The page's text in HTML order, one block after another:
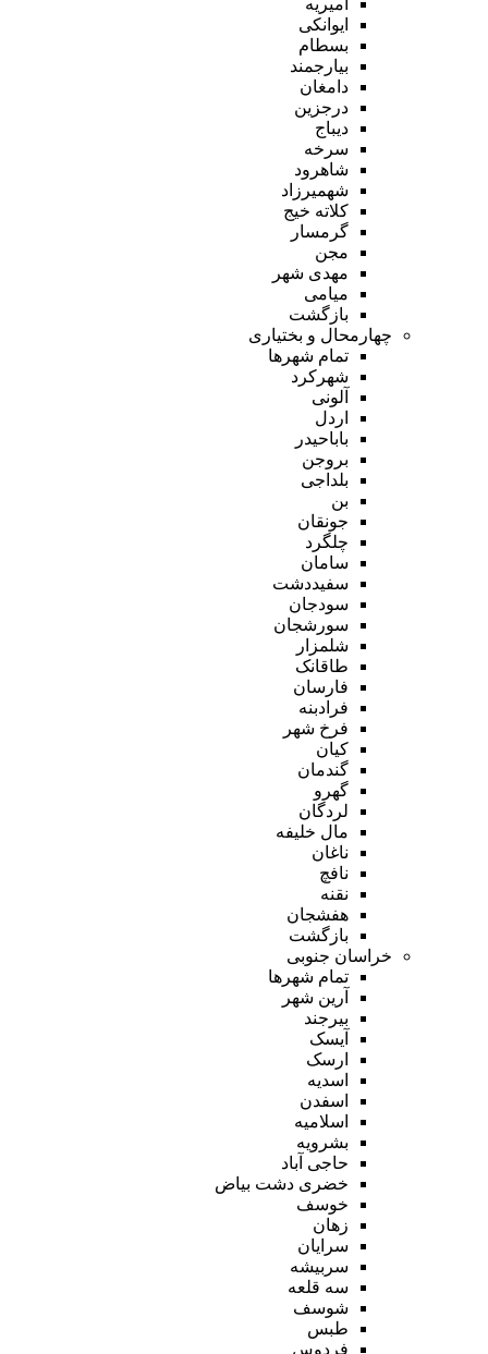
ایوانکی
بسطام
بیارجمند
دامغان
درجزین
دیباج
سرخه
شاهرود
شهمیرزاد
کلاته خیج
گرمسار
مجن
مهدی شهر
میامی
بازگشت
چهارمحال و بختیاری
تمام شهر‌ها
شهرکرد
آلونی
اردل
باباحیدر
بروجن
بلداجی
بن
جونقان
چلگرد
سامان
سفیددشت
سودجان
سورشجان
شلمزار
طاقانک
فارسان
فرادبنه
فرخ شهر
کیان
گندمان
گهرو
لردگان
مال خلیفه
ناغان
نافچ
نقنه
هفشجان
بازگشت
خراسان جنوبی
تمام شهر‌ها
آرین شهر
بیرجند
آیسک
ارسک
اسدیه
اسفدن
اسلامیه
بشرویه
حاجی آباد
خضری دشت بیاض
خوسف
زهان
سرایان
سربیشه
سه قلعه
شوسف
طبس
فردوس